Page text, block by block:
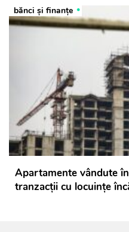
bănci şi finanţe
Apartamente vândute
tranzacții cu locuințe